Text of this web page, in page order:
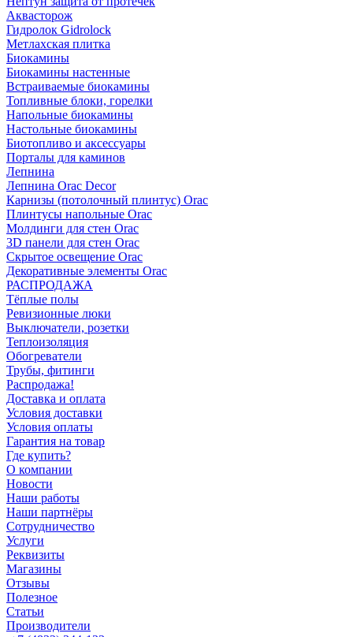
Аквасторож
Гидролок Gidrolock
Метлахская плитка
Биокамины
Биокамины настенные
Встраиваемые биокамины
Топливные блоки, горелки
Напольные биокамины
Настольные биокамины
Биотопливо и аксессуары
Порталы для каминов
Лепнина
Лепнина Orac Decor
Карнизы (потолочный плинтус) Orac
Плинтусы напольные Orac
Молдинги для стен Orac
3D панели для стен Orac
Скрытое освещение Orac
Декоративные элементы Orac
РАСПРОДАЖА
Тёплые полы
Ревизионные люки
Выключатели, розетки
Теплоизоляция
Обогреватели
Трубы, фитинги
Распродажа!
Доставка и оплата
Условия доставки
Условия оплаты
Гарантия на товар
Где купить?
О компании
Новости
Наши работы
Наши партнёры
Сотрудничество
Услуги
Реквизиты
Магазины
Отзывы
Полезное
Статьи
Производители